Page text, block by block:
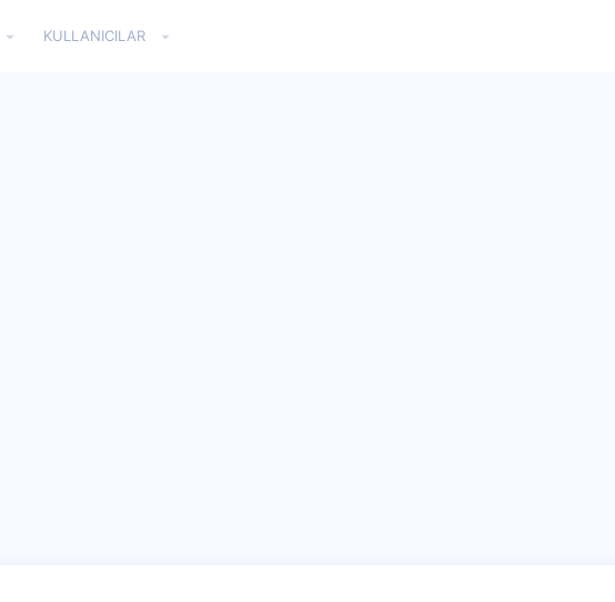
KULLANICILAR